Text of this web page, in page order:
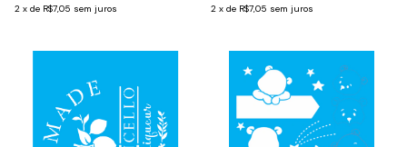
2 x de R$7,05 sem juros 2 x de R$7,05 sem juros